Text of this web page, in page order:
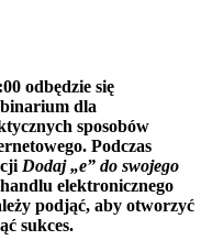
odbędzie się
dla
sposobów
Podczas
Dodaj „e” do swojego
elektronicznego
podjąć, aby otworzyć
sukces.